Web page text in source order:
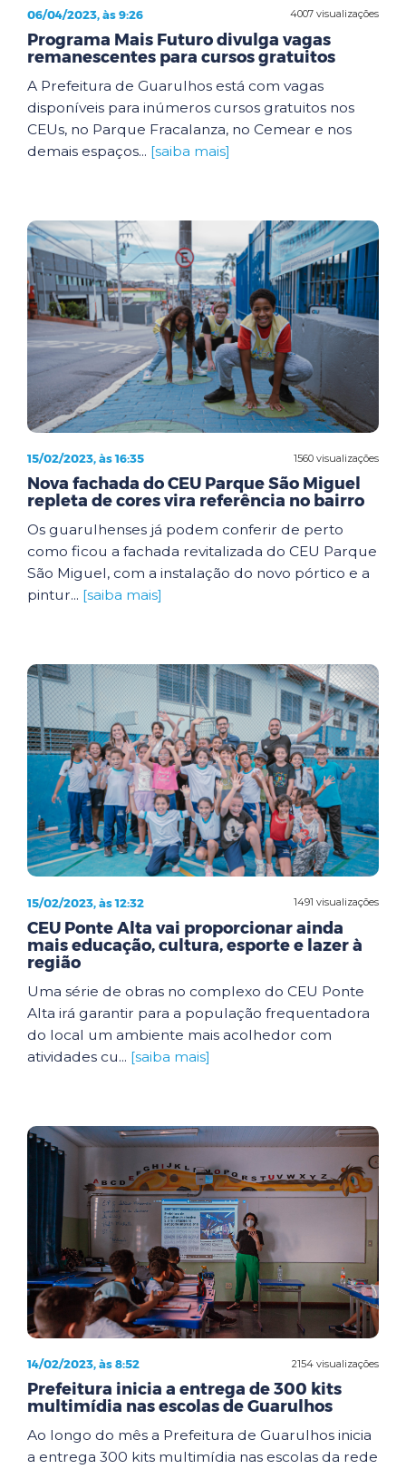
4007 visualizações
06/04/2023, às 9:26
Programa Mais Futuro divulga vagas
remanescentes para cursos gratuitos
A Prefeitura de Guarulhos está com vagas
disponíveis para inúmeros cursos gratuitos nos
CEUs, no Parque Fracalanza, no Cemear e nos
demais espaços... [saiba mais]
1560 visualizações
15/02/2023, às 16:35
Nova fachada do CEU Parque São Miguel
repleta de cores vira referência no bairro
Os guarulhenses já podem conferir de perto
como ficou a fachada revitalizada do CEU Parque
São Miguel, com a instalação do novo pórtico e a
pintur... [saiba mais]
1491 visualizações
15/02/2023, às 12:32
CEU Ponte Alta vai proporcionar ainda
mais educação, cultura, esporte e lazer à
região
Uma série de obras no complexo do CEU Ponte
Alta irá garantir para a população frequentadora
do local um ambiente mais acolhedor com
atividades cu... [saiba mais]
2154 visualizações
14/02/2023, às 8:52
Prefeitura inicia a entrega de 300 kits
multimídia nas escolas de Guarulhos
Ao longo do mês a Prefeitura de Guarulhos inicia
a entrega 300 kits multimídia nas escolas da rede